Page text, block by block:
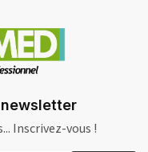
Inscrivez-vous !